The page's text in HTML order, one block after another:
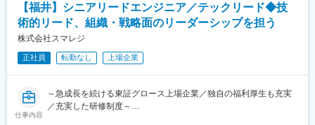
スを行っています。
完成したソースコードはすべてレビューを通した後にマージして
います。
■募集背景：
スマレジは、2031年までにPOS市場で国内トップを目指すという
新規事業（サービス・プロダクト）の立ち上げなど様々な挑戦を
計画しています。
【フレームワーク】
Laravel、CakePHP、Vue.js、React、jQuery
【ツール】
【CI／CD環境】
AWS（EC2、ECS、Aurora、S3、DynamoDB、ElastiCache、
Lambda、SQS、SNS、StepFunction、Elastic BeanStalk等）
【福井】シニアリードエンジニア／テックリード◆技
術的リード、組織・戦略面のリーダーシップを担う
株式会社スマレジ
正社員 転勤なし 上場企業
仕事内容
～急成長を続ける東証グロース上場企業／独自の福利厚生も充実
／充実した研修制度～